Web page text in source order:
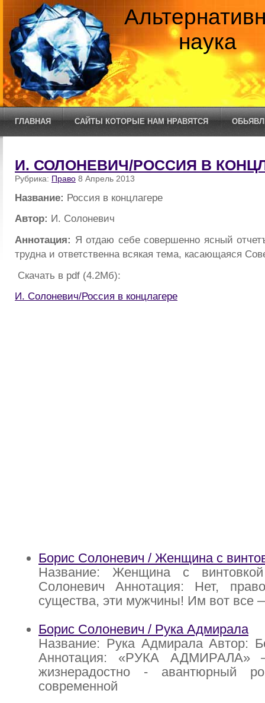
наука
ГЛАВНАЯ САЙТЫ КОТОРЫЕ НАМ НРАВЯТСЯ
И. СОЛОНЕВИЧ/РОССИЯ В
Рубрика: Право 8 Апрель 2013
Название: Россия в концлагере
Автор: И. Солоневич
Аннотация: Я отдаю себе совершенно ясный
трудна и ответственна всякая тема, касающаяся
Скачать в pdf (4.2Мб):
И. Солоневич/Россия в концлагере
Борис Солоневич / Женщина с
Название: Женщина с
Солоневич Аннотация: Нет,
существа, эти мужчины! Им вот все
Борис Солоневич / Рука Адмирала
Название: Рука Адмирала Автор:
Аннотация: «РУКА АДМИРАЛА»
жизнерадостно - авантюрный
современной